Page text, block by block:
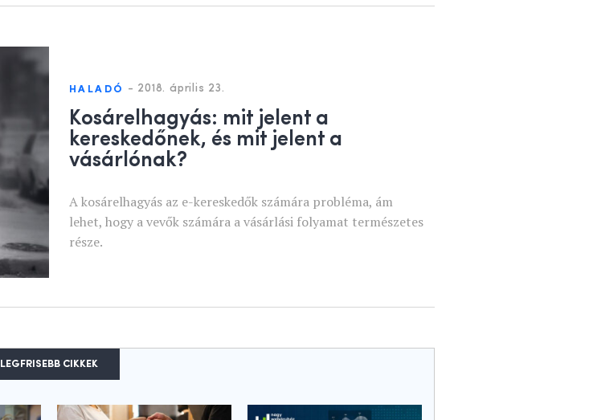
HALADÓ - 2018. április 23.
Kosárelhagyás: mit jelent a
kereskedőnek, és mit jelent a
vásárlónak?
A kosárelhagyás az e-kereskedők számára probléma, ám
lehet, hogy a vevők számára a vásárlási folyamat természetes
része.
LEGFRISEBB CIKKEK